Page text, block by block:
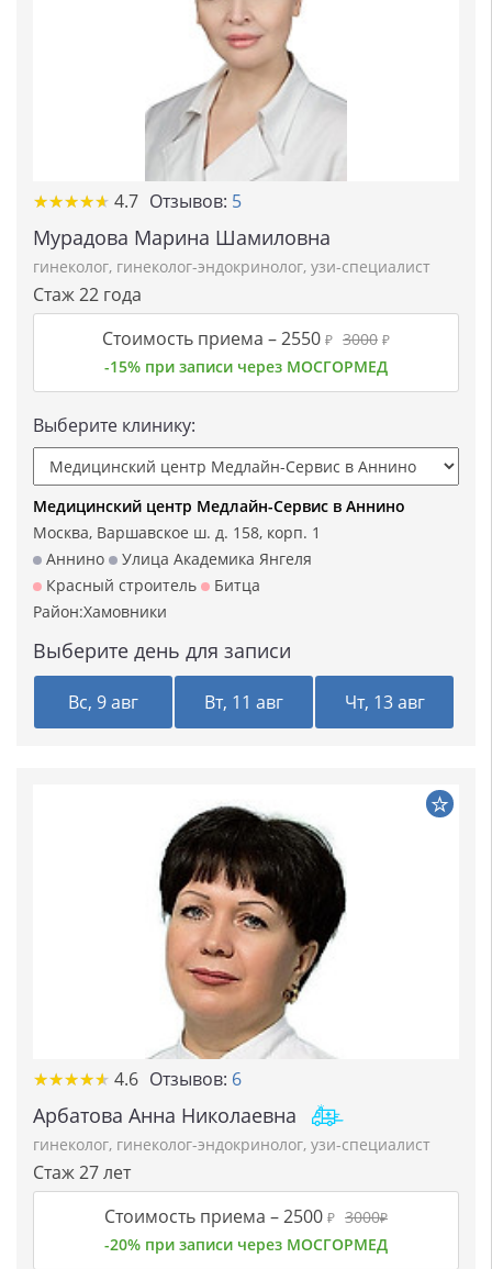
★★★★★
★★★★★ 4.7 Отзывов: 5
Мурадова Марина Шамиловна
гинеколог, гинеколог-эндокринолог, узи-специалист
Стаж 22 года
Стоимость приема –2550 ₽ 3000 ₽
-15% при записи через МОСГОРМЕД
Выберите клинику:
Медицинский центр Медлайн-Сервис в Аннино
Москва, Варшавское ш. д. 158, корп. 1
Аннино
Улица Академика Янгеля
Красный строитель
Битца
Район:Хамовники
Выберите день для записи
Вс, 9 авг Вт, 11 авг Чт, 13 авг
★★★★★
★★★★★ 4.6 Отзывов: 6
Арбатова Анна Николаевна
гинеколог, гинеколог-эндокринолог, узи-специалист
Стаж 27 лет
Стоимость приема –2500 ₽ 3000₽
-20% при записи через МОСГОРМЕД